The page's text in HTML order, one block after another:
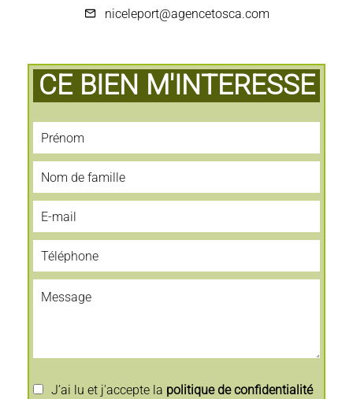
niceleport@agencetosca.com
CE BIEN M'INTERESSE
J’ai lu et j'accepte la politique de confidentialité